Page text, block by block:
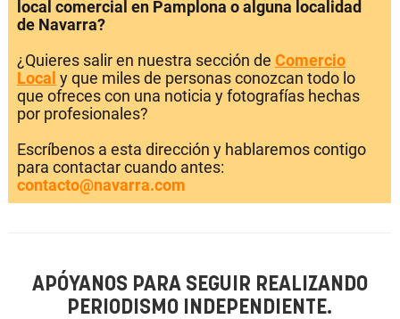
local comercial en Pamplona o alguna localidad
de Navarra?
¿Quieres salir en nuestra sección de Comercio
Local y que miles de personas conozcan todo lo
que ofreces con una noticia y fotografías hechas
por profesionales?
Escríbenos a esta dirección y hablaremos contigo
para contactar cuando antes:
contacto@navarra.com
APÓYANOS PARA SEGUIR REALIZANDO
PERIODISMO INDEPENDIENTE.